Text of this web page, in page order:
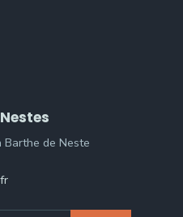
Barthe de Neste